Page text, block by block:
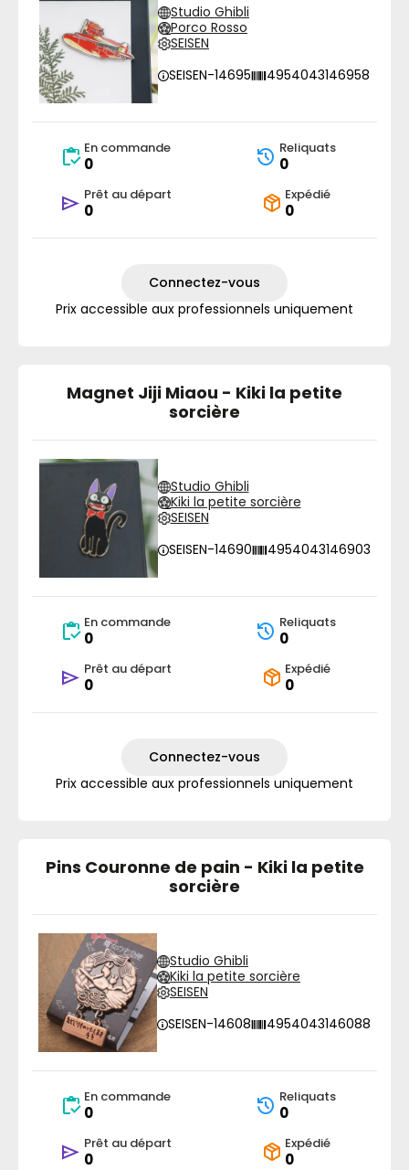
Studio Ghibli
Porco Rosso
SEISEN
SEISEN-14695
4954043146958
En commande
0
Reliquats
0
Prêt au départ
0
Expédié
0
Connectez-vous
Prix accessible aux professionnels uniquement
Magnet Jiji Miaou - Kiki la petite
sorcière
Studio Ghibli
Kiki la petite sorcière
SEISEN
SEISEN-14690
4954043146903
En commande
0
Reliquats
0
Prêt au départ
0
Expédié
0
Connectez-vous
Prix accessible aux professionnels uniquement
Pins Couronne de pain - Kiki la petite
sorcière
Studio Ghibli
Kiki la petite sorcière
SEISEN
SEISEN-14608
4954043146088
En commande
0
Reliquats
0
Prêt au départ
0
Expédié
0